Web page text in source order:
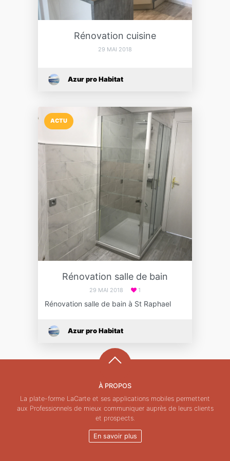
Rénovation cuisine
29 MAI 2018
Azur pro Habitat
ACTU
Rénovation salle de bain
29 MAI 2018 1
Rénovation salle de bain à St Raphael
Azur pro Habitat
À PROPOS
La plate-forme LaCarte et ses applications mobiles permettent
aux Professionnels de mieux communiquer auprès de leurs clients
et prospects.
En savoir plus